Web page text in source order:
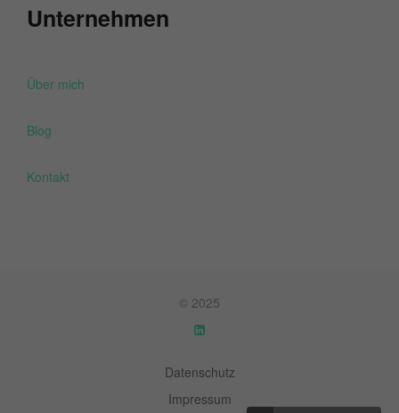
Unternehmen
Über mich
Blog
Kontakt
© 2025
Datenschutz
Impressum